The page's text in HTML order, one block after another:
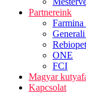
Partnereink
Farmina
Rebiopet
ONE
FCI
Magyar
Kapcsolat